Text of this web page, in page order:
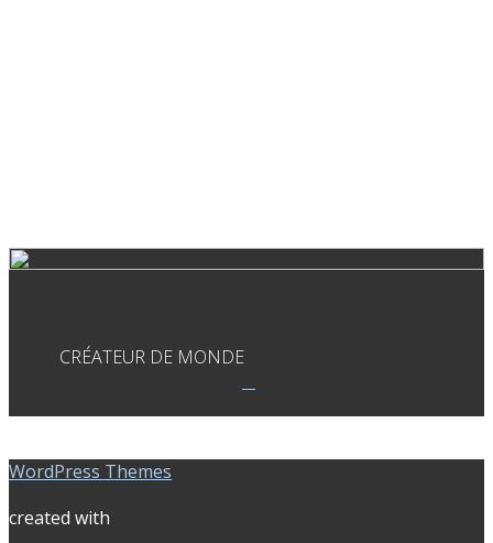
CRÉATEUR DE MONDE
WordPress Themes
created with